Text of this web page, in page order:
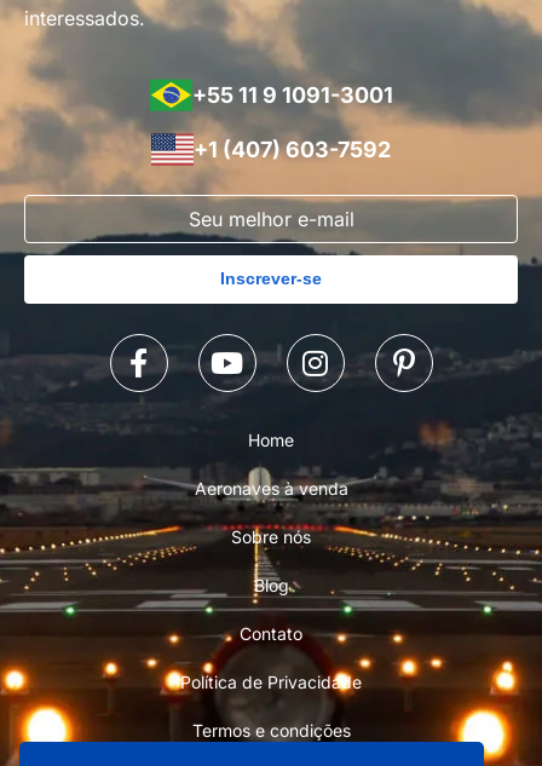
interessados.
+55 11 9 1091-3001
+1 (407) 603-7592
Inscrever-se
Home
Aeronaves à venda
Sobre nós
Blog
Contato
Política de Privacidade
Termos e condições